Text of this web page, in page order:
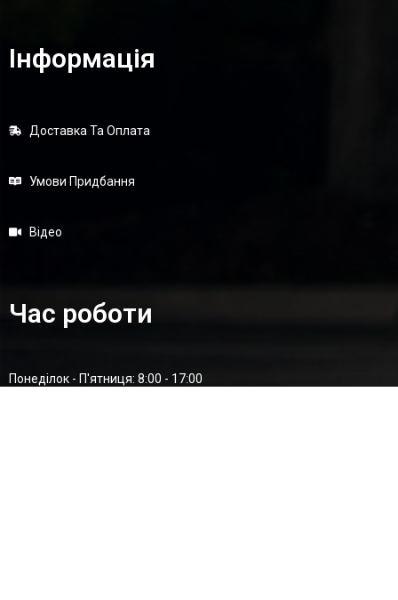
Інформація
Доставка Та Оплата
Умови Придбання
Відео
Час роботи
Понеділок - П'ятниця: 8:00 - 17:00